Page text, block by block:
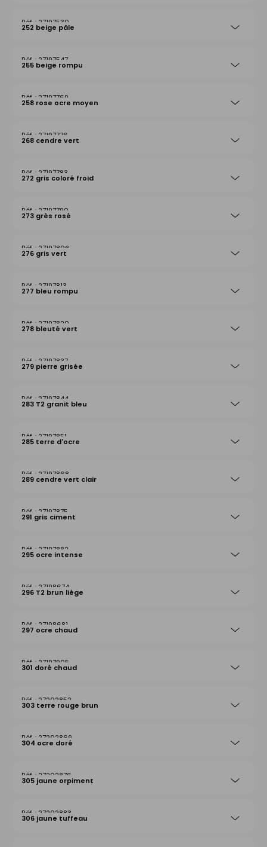
27197530
252 beige pâle
27197547
255 beige rompu
27197769
258 rose ocre moyen
27197776
268 cendre vert
27197783
272 gris coloré froid
27197790
273 grès rosé
27197806
276 gris vert
27197813
277 bleu rompu
27197820
278 bleuté vert
27197837
279 pierre grisée
27197844
283 T2 granit bleu
27197851
285 terre d'ocre
27197868
289 cendre vert clair
27197875
291 gris ciment
27197882
295 ocre intense
27198674
296 T2 brun liège
27198681
297 ocre chaud
27197905
301 doré chaud
27202852
303 terre rouge brun
27202869
304 ocre doré
27202876
305 jaune orpiment
27202883
306 jaune tuffeau